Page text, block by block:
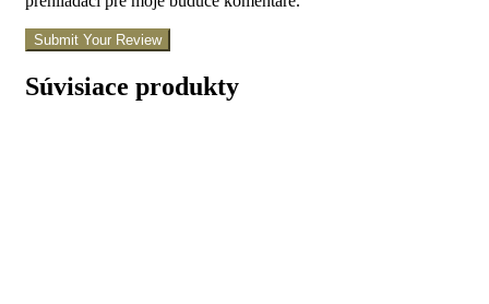
Submit Your Review
Súvisiace produkty